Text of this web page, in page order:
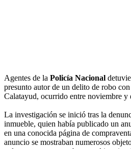
Agentes de la Policía Nacional
presunto autor de un delito de robo
Calatayud, ocurrido entre noviembre y
La investigación se inició tras la
inmueble, quien había publicado un
en una conocida página de
anuncio se mostraban numerosos